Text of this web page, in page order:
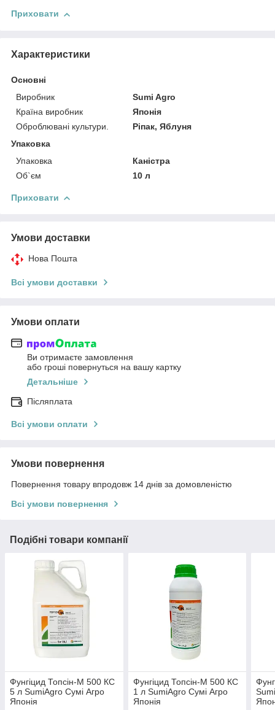
Приховати
Характеристики
Основні
Виробник
Sumi Agro
Країна виробник
Японія
Оброблювані культури.
Ріпак, Яблуня
Упаковка
Упаковка
Каністра
Об`єм
10 л
Приховати
Умови доставки
Нова Пошта
Всі умови доставки
Умови оплати
Ви отримаєте замовлення
або гроші повернуться на вашу картку
Детальніше
Післяплата
Всі умови оплати
Умови повернення
Повернення товару впродовж 14 днів за домовленістю
Всі умови повернення
Подібні товари компанії
Фунгіцид Топсін-М 500 КС
5 л SumiAgro Сумі Агро
Японія
Фунгіцид Топсін-М 500 КС
1 л SumiAgro Сумі Агро
Японія